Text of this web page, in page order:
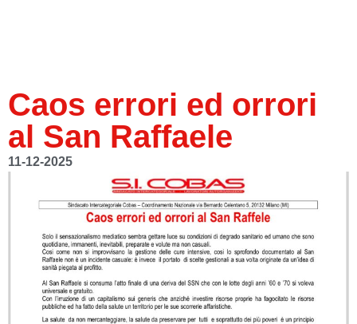
Caos errori ed orrori
al San Raffaele
11-12-2025